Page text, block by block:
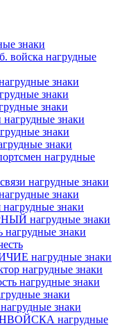
знаки
войска нагрудные
знаки
знаки
знаки
нагрудные знаки
знаки
знаки
нагрудные
нагрудные знаки
знаки
нагрудные знаки
нагрудные знаки
нагрудные знаки
нагрудные знаки
нагрудные знаки
нагрудные знаки
знаки
знаки
нагрудные